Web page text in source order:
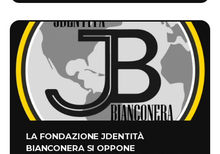
LA FONDAZIONE JDENTITÀ
BIANCONERA SI OPPONE